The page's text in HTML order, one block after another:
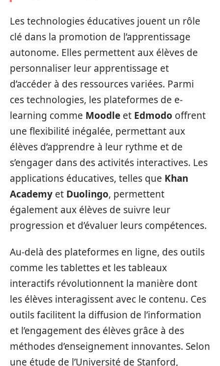
Les technologies éducatives jouent un rôle
clé dans la promotion de l’apprentissage
autonome. Elles permettent aux élèves de
personnaliser leur apprentissage et
d’accéder à des ressources variées. Parmi
ces technologies, les plateformes de e-
learning comme Moodle et Edmodo offrent
une flexibilité inégalée, permettant aux
élèves d’apprendre à leur rythme et de
s’engager dans des activités interactives. Les
applications éducatives, telles que Khan
Academy et Duolingo, permettent
également aux élèves de suivre leur
progression et d’évaluer leurs compétences.
Au-delà des plateformes en ligne, des outils
comme les tablettes et les tableaux
interactifs révolutionnent la manière dont
les élèves interagissent avec le contenu. Ces
outils facilitent la diffusion de l’information
et l’engagement des élèves grâce à des
méthodes d’enseignement innovantes. Selon
une étude de l’Université de Stanford,